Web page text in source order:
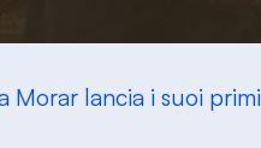
Morar lancia i suoi primi